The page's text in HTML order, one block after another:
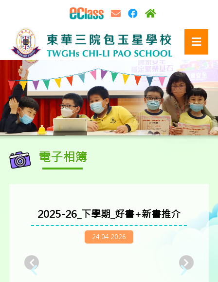
電子相簿
2025-26_下學期_好書+新書推介
24.04.2026